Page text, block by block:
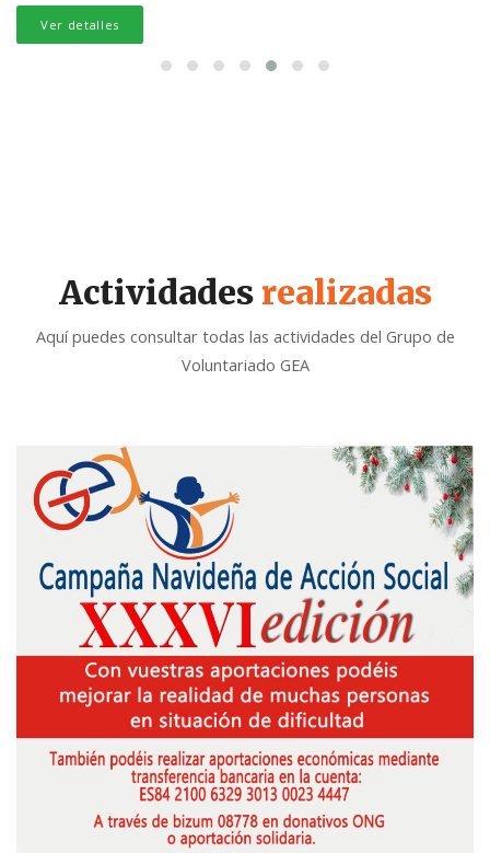
Ver detalles
Actividades realizadas
Aquí puedes consultar todas las actividades del Grupo de
Voluntariado GEA
GEA Alicante refuerza su
compromiso social a través de nuevos
acuerdos de colaboración
Nueva Asociación de Voluntariado Durante los meses de
marzo, abril y mayo de 2025, la Asociación de
Voluntariado GEA Alicante ha dado un importante paso
adelante en su compromiso social, firmando acuerdos de
colaboración con varias entidades que trabajan
activamente por el bienestar de nuestra comunidad.
Estas asociaciones son: Sueña de Nuevo, con sede en
Elche. Nazaret, en Alicante. La Nueva Asociación de
Voluntariado, en Alicante. Reacción Solidaria, en Alicante.
Mensajeros de la Paz, en Alicante. Estos acuerdos nacen